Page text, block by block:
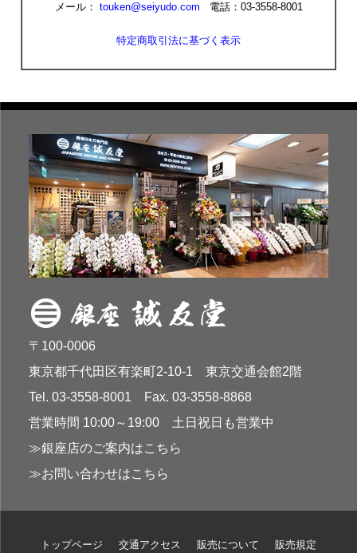
メール： touken@seiyudo.com 電話：03-3558-8001
特定商取引法に基づく表示
〒100-0006
東京都千代田区有楽町2-10-1 東京交通会館2階
Tel. 03-3558-8001 Fax. 03-3558-8868
営業時間 10:00～19:00 土日祝日も営業中
≫銀座店のご案内はこちら
≫お問い合わせはこちら
トップページ 交通アクセス 販売について 販売規定